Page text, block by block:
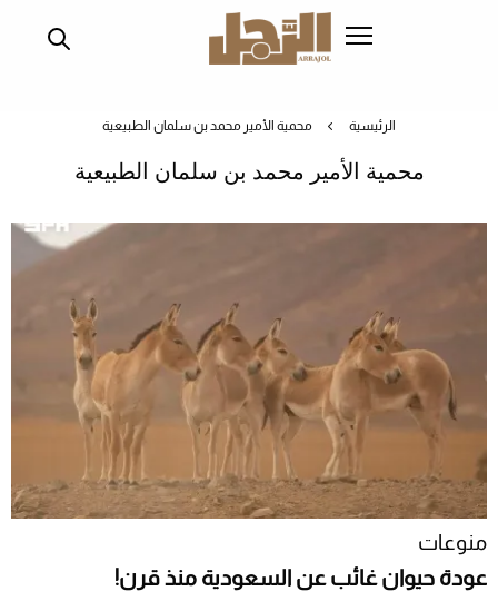
الرئيسية محمية الأمير محمد بن سلمان الطبيعية
محمية الأمير محمد بن سلمان الطبيعية
منوعات
عودة حيوان غائب عن السعودية منذ قرن!